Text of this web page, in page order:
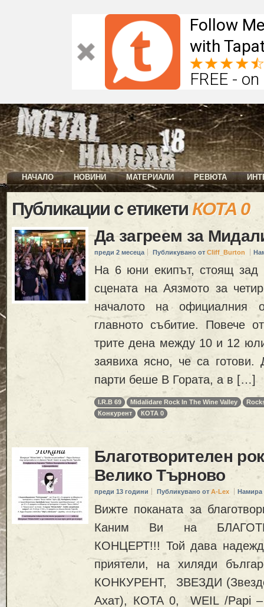
Follow
with
FREE -
НАЧАЛО НОВИНИ МАТЕРИАЛИ РЕВЮТА
Публикации с етикетиКОТА 0
Да загреем за
преди 2 месеца Публикувано от Cliff_Burton
На 6 юни екипът, стоящ зад
сцената на Аязмото за
началото на официалния
главното събитие. Повече
трите дена между 10 и 12
заявиха ясно, че са готови.
парти беше В Гората, а в […]
I.R.B 69 Midalidare Rock In The Wine Valley
Конкурент
КОТА 0
Благотворителен
Велико Търново
преди 13 години Публикувано от A-Lex Намира
Вижте поканата за
Каним Ви на
КОНЦЕРТ!!! Той дава
приятели, на хиляди
КОНКУРЕНТ, ЗВЕЗДИ
Ахат), КОТА 0, WEIL /Papi –